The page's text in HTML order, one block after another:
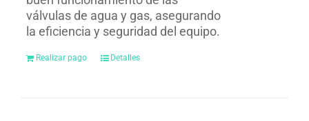
válvulas de agua y gas, asegurando
la eficiencia y seguridad del equipo.
Realizar pago Detalles